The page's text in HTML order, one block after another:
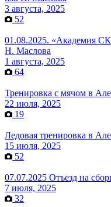
3 августа, 2025
52
01.08.2025. «Академия
Н. Маслова
1 августа, 2025
64
Тренировка с мячом в
22 июля, 2025
19
Ледовая тренировка в
15 июля, 2025
52
07.07.2025 Отъезд на
7 июля, 2025
32